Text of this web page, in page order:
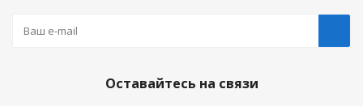
Оставайтесь на связи